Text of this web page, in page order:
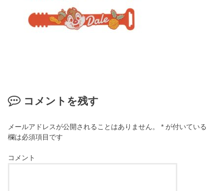
コメントを残す
メールアドレスが公開されることはありません。 * が付いている
欄は必須項目です
コメント